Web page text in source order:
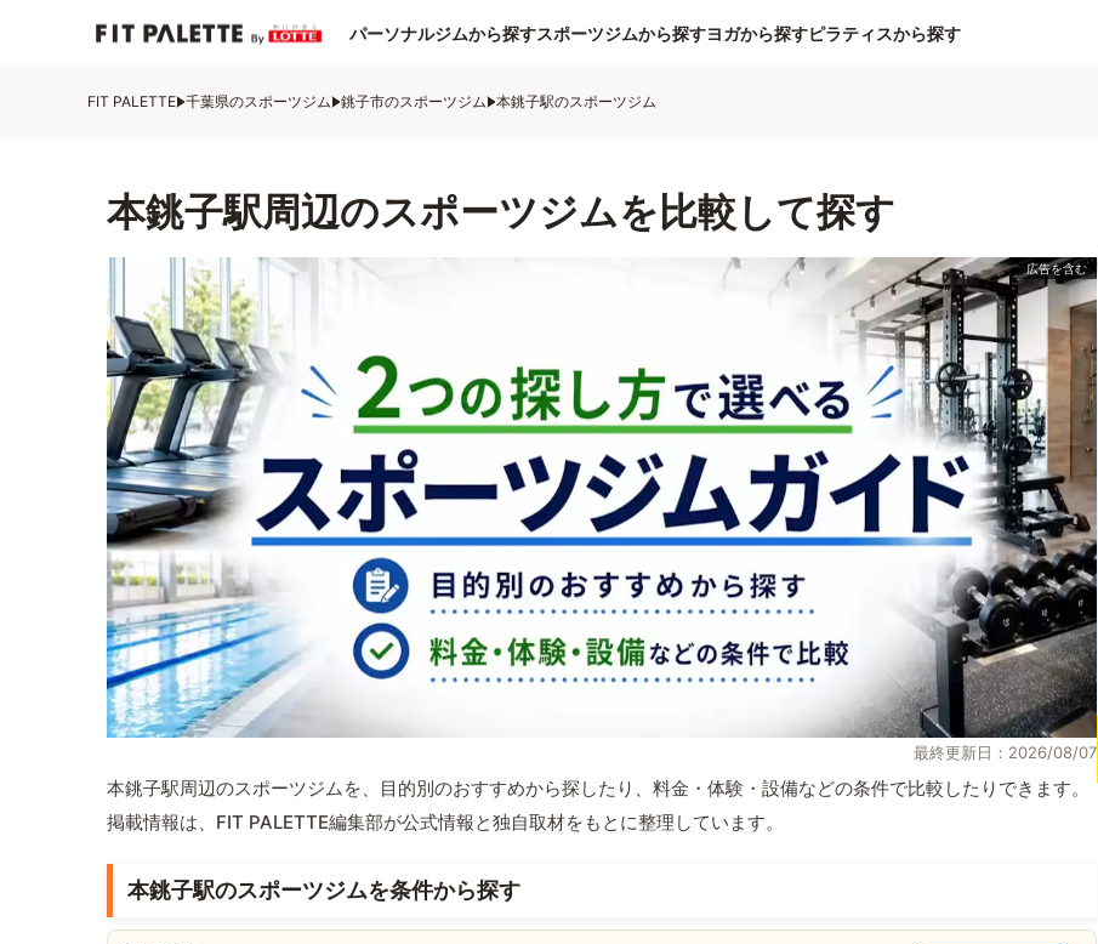
パーソナルジムから探すスポーツジムから探すヨガから探すピラティスから探す
FIT PALETTE 千葉県のスポーツジム 銚子市のスポーツジム 本銚子駅のスポーツジム
本銚子駅周辺のスポーツジムを比較して探す
最終更新日：2026/08/07
本銚子駅周辺のスポーツジムを、目的別のおすすめから探したり、料金・体験・設備などの条件で比較したりできます。
掲載情報は、FIT PALETTE編集部が公式情報と独自取材をもとに整理しています。
本銚子駅のスポーツジムを条件から探す